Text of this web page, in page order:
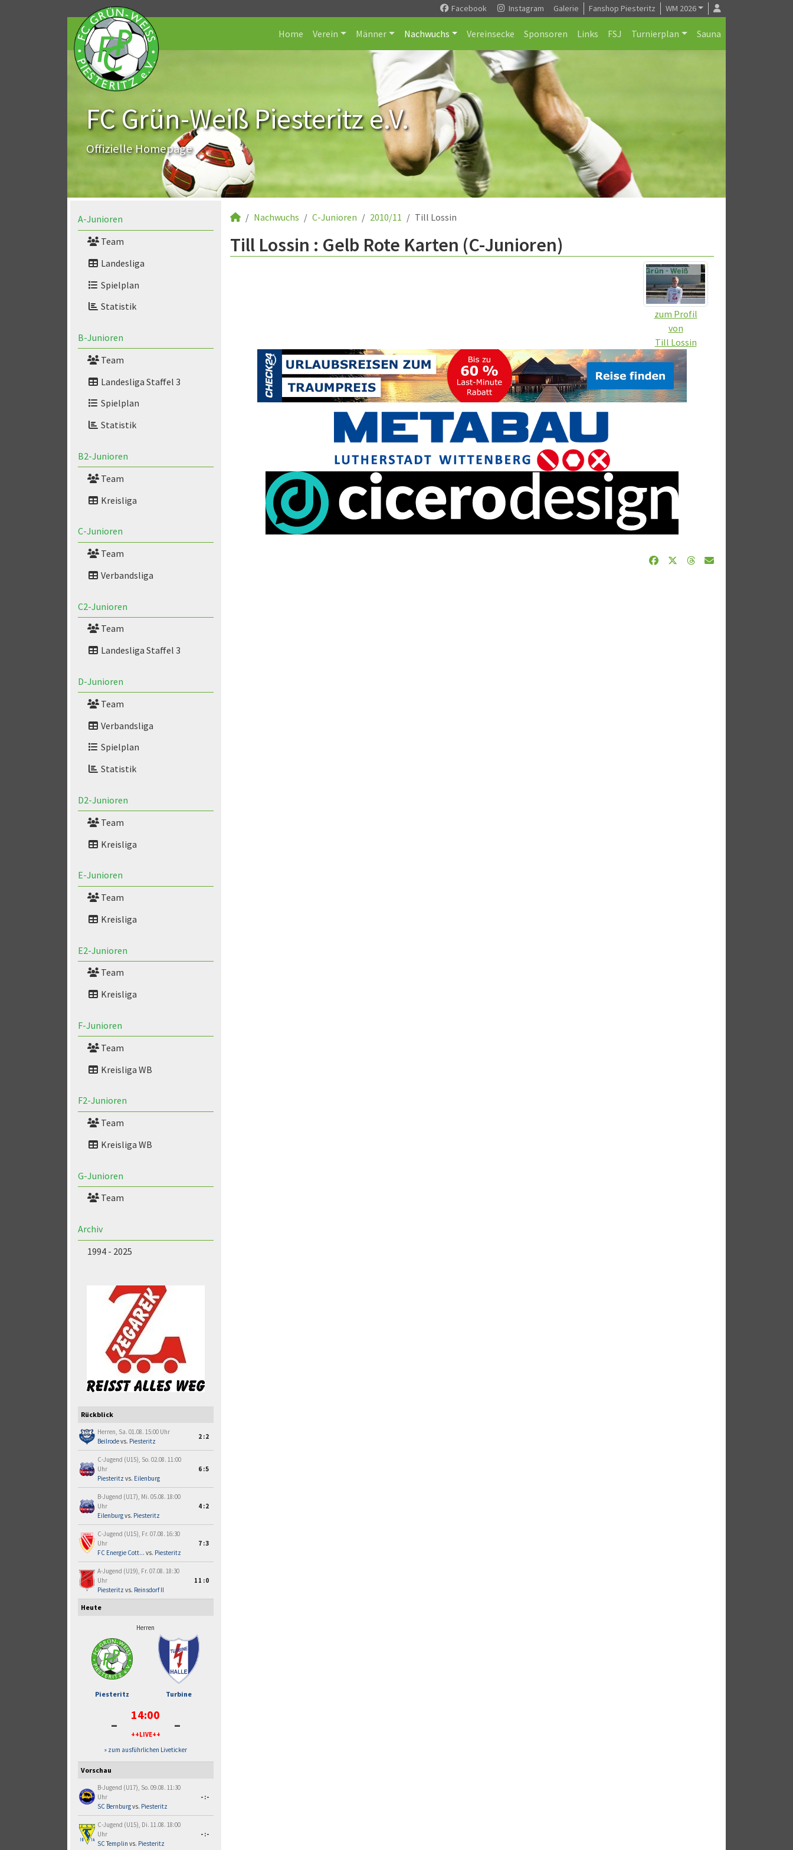
Facebook Instagram Galerie Fanshop Piesteritz WM 2026
Home Verein Männer Nachwuchs Vereinsecke Sponsoren Links FSJ Turnierplan Sauna
FC Grün-Weiß Piesteritz e.V.
Offizielle Homepage
A-Junioren
Team
Landesliga
Spielplan
Statistik
B-Junioren
Team
Landesliga Staffel 3
Spielplan
Statistik
B2-Junioren
Team
Kreisliga
C-Junioren
Team
Verbandsliga
C2-Junioren
Team
Landesliga Staffel 3
D-Junioren
Team
Verbandsliga
Spielplan
Statistik
D2-Junioren
Team
Kreisliga
E-Junioren
Team
Kreisliga
E2-Junioren
Team
Kreisliga
F-Junioren
Team
Kreisliga WB
F2-Junioren
Team
Kreisliga WB
G-Junioren
Team
Archiv
1994 - 2025
Rückblick
Herren, Sa. 01.08. 15:00 Uhr
Beilrodevs. Piesteritz
2:2
C-Jugend (U15), So. 02.08. 11:00
Uhr
Piesteritz vs. Eilenburg
6:5
B-Jugend (U17), Mi. 05.08. 18:00
Uhr
Eilenburgvs. Piesteritz
4:2
C-Jugend (U15), Fr. 07.08. 16:30
Uhr
FC Energie Cott... vs. Piesteritz
7:3
A-Jugend (U19), Fr. 07.08. 18:30
Uhr
Piesteritz vs. Reinsdorf II
11:0
Heute
Herren
Piesteritz Turbine
- 14:00
++LIVE++ -
» zum ausführlichen Liveticker
Vorschau
B-Jugend (U17), So. 09.08. 11:30
Uhr
SC Bernburgvs. Piesteritz
-:-
C-Jugend (U15), Di. 11.08. 18:00
Uhr
SC Templin vs. Piesteritz
-:-
Nachwuchs C-Junioren 2010/11 Till Lossin
Till Lossin : Gelb Rote Karten (C-Junioren)
zum Profil
von
Till Lossin